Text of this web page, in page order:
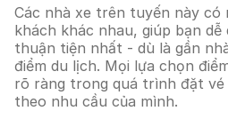
Các nhà xe trên tuyến này có
khách khác nhau, giúp bạn dễ
thuận tiện nhất - dù là gần
điểm du lịch. Mọi lựa chọn
rõ ràng trong quá trình đặt
theo nhu cầu của mình.